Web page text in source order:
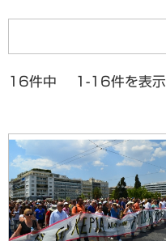
16件中 1-16件を表示